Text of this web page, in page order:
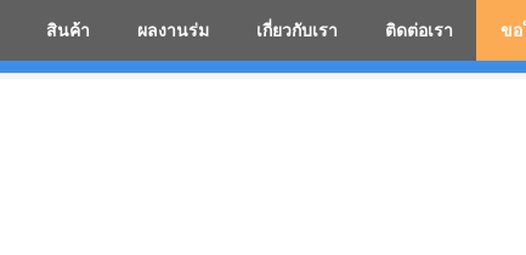
สินค้า ผลงานร่ม เกี่ยวกับเรา ติดต่อเรา ขอ
โรงงานร่มสกรีนโลโก้ ร่มพรีเมี่ยม ร่